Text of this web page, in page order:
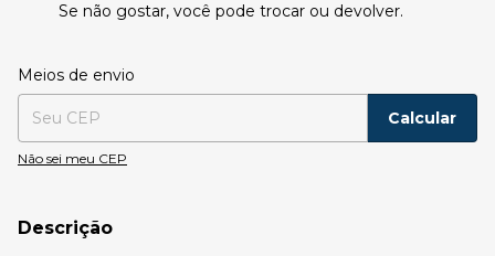
Se não gostar, você pode trocar ou devolver.
Entregas para o CEP:
Meios de envio
Calcular
Não sei meu CEP
Descrição